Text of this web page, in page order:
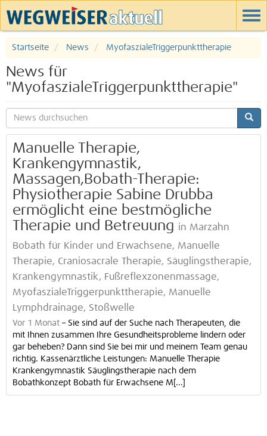
Startseite News MyofaszialeTriggerpunkttherapie
News für
"MyofaszialeTriggerpunkttherapie"
Manuelle Therapie,
Krankengymnastik,
Massagen,Bobath-Therapie:
Physiotherapie Sabine Drubba
ermöglicht eine bestmögliche
Therapie und Betreuung in Marzahn
Bobath für Kinder und Erwachsene, Manuelle
Therapie, Craniosacrale Therapie, Säuglingstherapie,
Krankengymnastik, Fußreflexzonenmassage,
MyofaszialeTriggerpunkttherapie, Manuelle
Lymphdrainage, Stoßwelle
Vor 1 Monat – Sie sind auf der Suche nach Therapeuten, die
mit Ihnen zusammen Ihre Gesundheitsprobleme lindern oder
gar beheben? Dann sind Sie bei mir und meinem Team genau
richtig. Kassenärztliche Leistungen: Manuelle Therapie
Krankengymnastik Säuglingstherapie nach dem
Bobathkonzept Bobath für Erwachsene M[...]